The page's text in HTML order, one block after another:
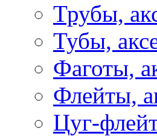
Трубы,
Тубы,
Фаготы,
Флейты,
Цуг-